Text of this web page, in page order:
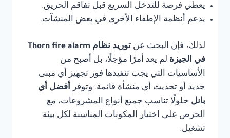
يعطي فرصة للتدخل السريع قبل تفاقم الحريق.
يدعم أنظمة الإطفاء الأخرى في بعض المنشآت.
لذلك، فإن البحث عن
توريد نظام Thorn fire alarm
في الجيزة لم يعد أمرًا مؤجلًا، بل أصبح من
الأساسيات التي يجب تنفيذها فور تجهيز أي مبنى
جديد أو تحديث أي منشأة قائمة. وتوفر أفضل أي
بانل حلولًا تناسب جميع أنواع المشروعات، مع
الحرص على اختيار المكونات المناسبة لكل بيئة
تشغيل.